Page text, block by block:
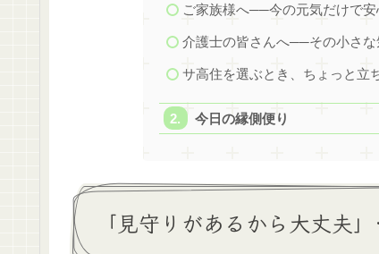
ご家族様へ──今の元気だけで
介護士の皆さんへ──その小さ
サ高住を選ぶとき、ちょっと立
今日の縁側便り
「見守りがあるから大丈夫